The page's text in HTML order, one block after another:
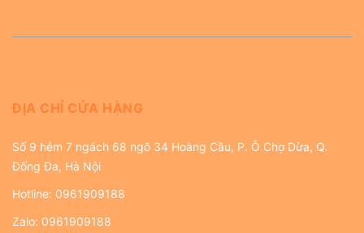
ĐỊA CHỈ CỬA HÀNG
Số 9 hẻm 7 ngách 68 ngõ 34 Hoàng Cầu, P. Ô Chợ Dừa, Q.
Đống Đa, Hà Nội
Hotline: 0961909188
Zalo: 0961909188